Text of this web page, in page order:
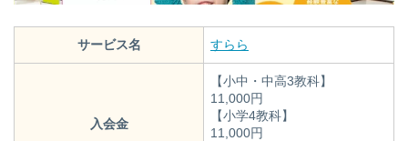
サービス名 すらら
入会金
【小中・中高3教科】
11,000円
【小学4教科】
11,000円